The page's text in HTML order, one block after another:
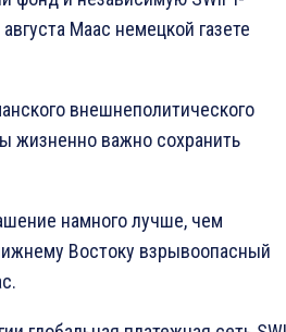
Маас немецкой газете
внешнеполитического
жизненно важно сохранить
намного лучше, чем
Востоку взрывоопасный